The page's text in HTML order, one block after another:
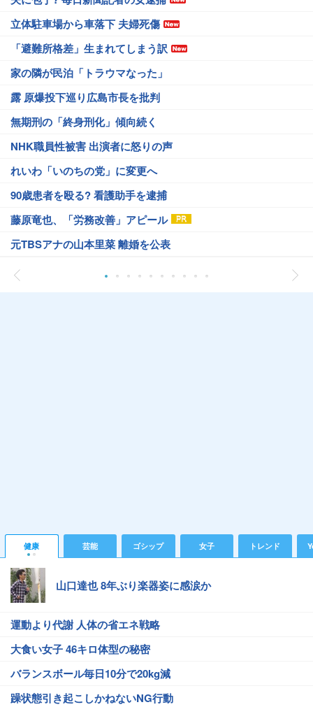
立体駐車場から車落下 夫婦死傷
「避難所格差」生まれてしまう訳
家の隣が民泊「トラウマなった」
露 原爆投下巡り広島市長を批判
無期刑の「終身刑化」傾向続く
NHK職員性被害 出演者に怒りの声
れいわ「いのちの党」に変更へ
90歳患者を殴る? 看護助手を逮捕
藤原竜也、「労務改善」アピール
元TBSアナの山本里菜 離婚を公表
健康 芸能 ゴシップ 女子 トレンド
山口達也 8年ぶり楽器姿に感涙か
運動より代謝 人体の省エネ戦略
大食い女子 46キロ体型の秘密
バランスボール毎日10分で20kg減
躁状態引き起こしかねないNG行動